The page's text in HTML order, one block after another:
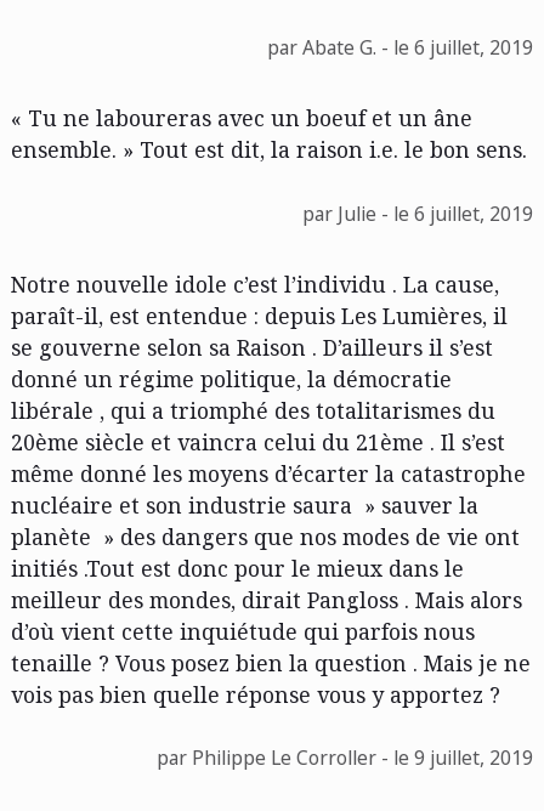
par Abate G. - le 6 juillet, 2019
« Tu ne laboureras avec un boeuf et un âne
ensemble. » Tout est dit, la raison i.e. le bon sens.
par Julie - le 6 juillet, 2019
Notre nouvelle idole c’est l’individu . La cause,
paraît-il, est entendue : depuis Les Lumières, il
se gouverne selon sa Raison . D’ailleurs il s’est
donné un régime politique, la démocratie
libérale , qui a triomphé des totalitarismes du
20ème siècle et vaincra celui du 21ème . Il s’est
même donné les moyens d’écarter la catastrophe
nucléaire et son industrie saura » sauver la
planète » des dangers que nos modes de vie ont
initiés .Tout est donc pour le mieux dans le
meilleur des mondes, dirait Pangloss . Mais alors
d’où vient cette inquiétude qui parfois nous
tenaille ? Vous posez bien la question . Mais je ne
vois pas bien quelle réponse vous y apportez ?
par Philippe Le Corroller - le 9 juillet, 2019